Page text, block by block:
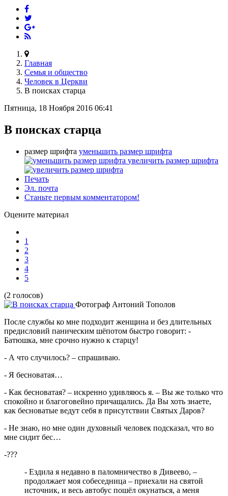
Главная
Семья и общество
Человек в Церкви
В поисках старца
Пятница, 18 Ноября 2016 06:41
В поисках старца
размер шрифта уменьшить размер шрифта
увеличить размер шрифта
Печать
Эл. почта
Станьте первым комментатором!
Оцените материал
1
2
3
4
5
(2 голосов)
Фотограф Антоний Тополов
После службы ко мне подходит женщина и без длительных
предисловий паническим шёпотом быстро говорит: -
Батюшка, мне срочно нужно к старцу!
- А что случилось? – спрашиваю.
- Я бесноватая…
- Как бесноватая? – искренно удивляюсь я. – Вы же только что
спокойно и благоговейно причащались. Да Вы хоть знаете,
как бесноватые ведут себя в присутствии Святых Даров?
- Не знаю, но мне один духовный человек подсказал, что во
мне сидит бес…
-???
- Ездила я недавно в паломничество в Дивеево, –
продолжает моя собеседница – приехали на святой
источник, и весь автобус пошёл окунаться, а меня